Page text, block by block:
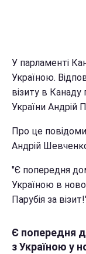
У парламенті
Україною.
візиту в
України Андрій
Про це
Андрій
"Є попередня
Україною в
Парубія за
Є попередня
з Україною у